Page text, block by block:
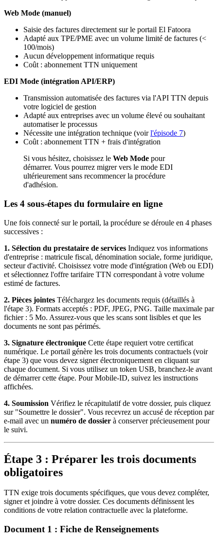
Web Mode (manuel)
Saisie des factures directement sur le portail El Fatoora
Adapté aux TPE/PME avec un volume limité de factures (<
100/mois)
Aucun développement informatique requis
Coût : abonnement TTN uniquement
EDI Mode (intégration API/ERP)
Transmission automatisée des factures via l'API TTN depuis
votre logiciel de gestion
Adapté aux entreprises avec un volume élevé ou souhaitant
automatiser le processus
Nécessite une intégration technique (voirl'épisode 7)
Coût : abonnement TTN + frais d'intégration
Si vous hésitez, choisissez le Web Mode pour
démarrer. Vous pourrez migrer vers le mode EDI
ultérieurement sans recommencer la procédure
d'adhésion.
Les 4 sous-étapes du formulaire en ligne
Une fois connecté sur le portail, la procédure se déroule en 4 phases
successives :
1. Sélection du prestataire de services Indiquez vos informations
d'entreprise : matricule fiscal, dénomination sociale, forme juridique,
secteur d'activité. Choisissez votre mode d'intégration (Web ou EDI)
et sélectionnez l'offre tarifaire TTN correspondant à votre volume
estimé de factures.
2. Pièces jointes Téléchargez les documents requis (détaillés à
l'étape 3). Formats acceptés : PDF, JPEG, PNG. Taille maximale par
fichier : 5 Mo. Assurez-vous que les scans sont lisibles et que les
documents ne sont pas périmés.
3. Signature électronique Cette étape requiert votre certificat
numérique. Le portail génère les trois documents contractuels (voir
étape 3) que vous devez signer électroniquement en cliquant sur
chaque document. Si vous utilisez un token USB, branchez-le avant
de démarrer cette étape. Pour Mobile-ID, suivez les instructions
affichées.
4. Soumission Vérifiez le récapitulatif de votre dossier, puis cliquez
sur "Soumettre le dossier". Vous recevrez un accusé de réception par
e-mail avec un numéro de dossier à conserver précieusement pour
le suivi.
Étape 3 : Préparer les trois documents
obligatoires
TTN exige trois documents spécifiques, que vous devez compléter,
signer et joindre à votre dossier. Ces documents définissent les
conditions de votre relation contractuelle avec la plateforme.
Document 1 : Fiche de Renseignements